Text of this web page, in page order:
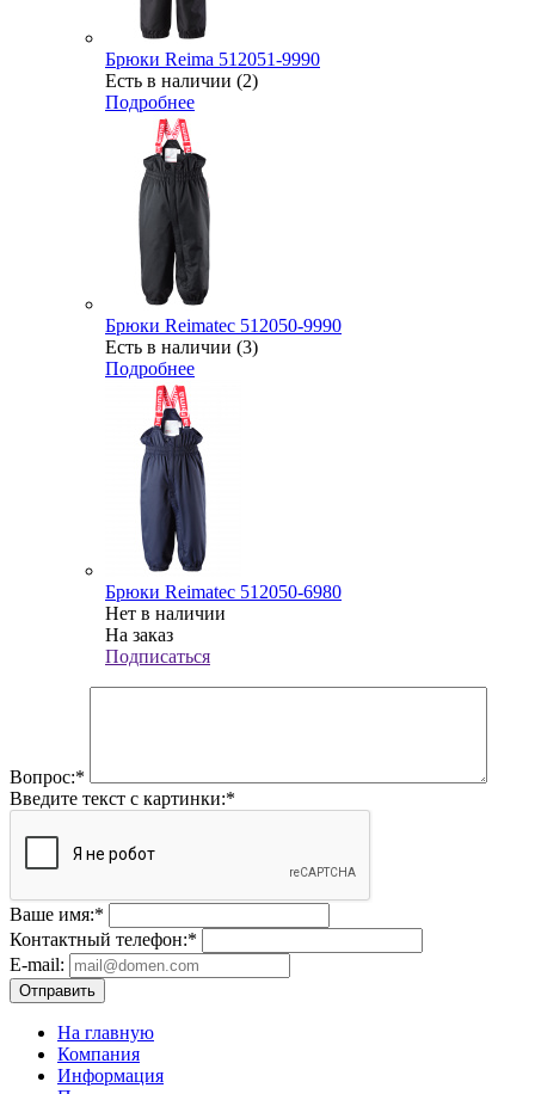
Брюки Reima 512051-9990
Есть в наличии (2)
Подробнее
Брюки Reimatec 512050-9990
Есть в наличии (3)
Подробнее
Брюки Reimatec 512050-6980
Нет в наличии
На заказ
Подписаться
Вопрос:*
Введите текст с картинки:*
Ваше имя:*
Контактный телефон:*
E-mail:
Отправить
На главную
Компания
Информация